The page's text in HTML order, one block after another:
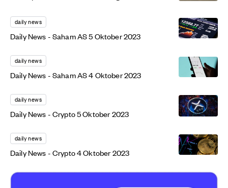
daily news
Daily News - Saham AS 5 Oktober 2023
daily news
Daily News - Saham AS 4 Oktober 2023
daily news
Daily News - Crypto 5 Oktober 2023
daily news
Daily News - Crypto 4 Oktober 2023